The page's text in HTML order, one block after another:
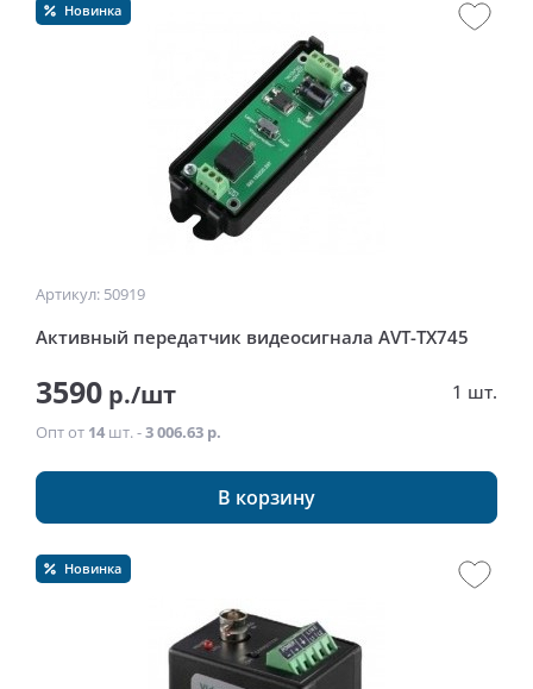
Новинка
Артикул: 50919
Активный передатчик видеосигнала AVT-TX745
3590 р./шт 1 шт.
Опт от 14 шт. -3 006.63 р.
В корзину
Новинка